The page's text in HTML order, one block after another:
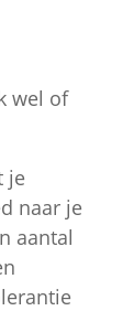
wel of
je
naar je
aantal